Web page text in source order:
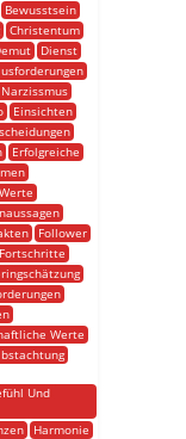
Bewusstsein
Christentum
Dienst
Einsichten
Erfolgreiche
Follower
Fortschritte
Werte
Und
Harmonie